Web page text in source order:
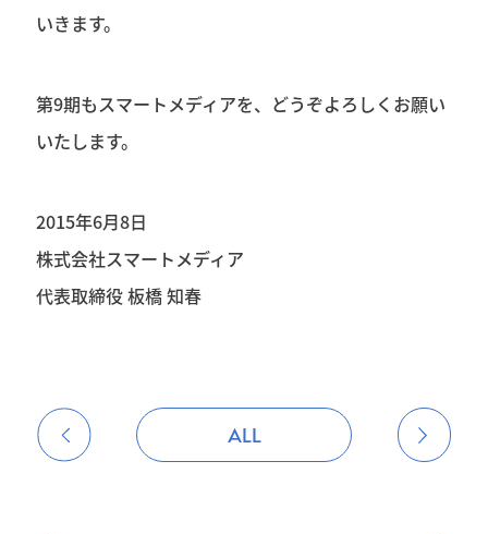
いきます。
第9期もスマートメディアを、どうぞよろしくお願い
いたします。
2015年6月8日
株式会社スマートメディア
代表取締役 板橋 知春
ALL